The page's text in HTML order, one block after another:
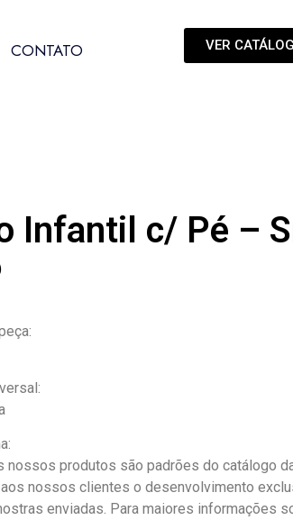
CONTATO VER
Infantil c/ Pé –
nossos produtos são padrões do catálogo
nossos clientes o desenvolvimento
enviadas. Para maiores informações